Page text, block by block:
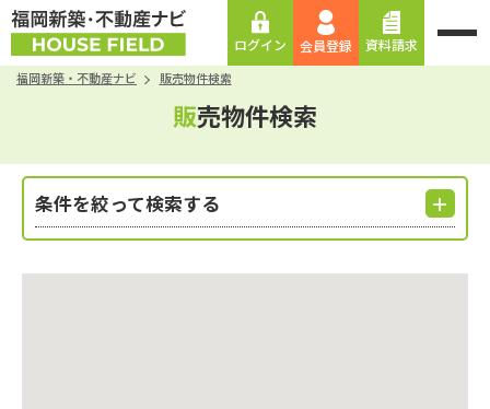
ログイン 会員登録 資料請求
福岡新築・不動産ナビ 販売物件検索
販売物件検索
条件を絞って検索する